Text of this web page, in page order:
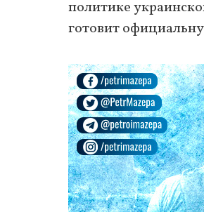
политике
готовит